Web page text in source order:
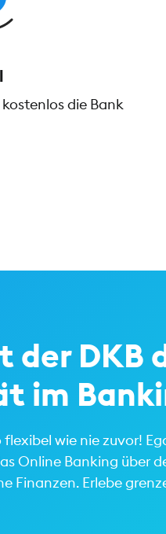
die Bank
der DKB
im
wie nie zuvor!
Online Banking über
Finanzen. Erlebe